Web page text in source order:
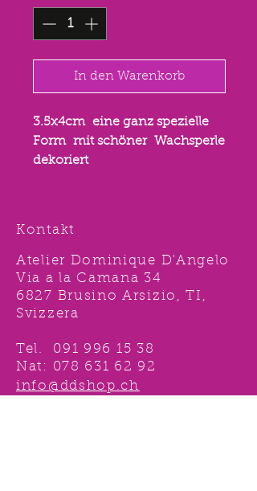
In den Warenkorb
3.5x4cm eine ganz spezielle
Form mit schöner Wachsperle
dekoriert
Kontakt
Atelier Dominique D'Angelo
Via a la Camana 34
6827 Brusino Arsizio, TI,
Svizzera
Tel. 091 996 15 38
Nat: 078 631 62 92
info@ddshop.ch